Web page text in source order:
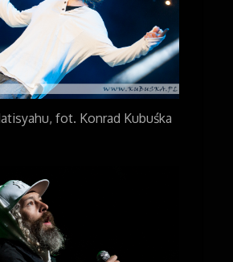
fot. Konrad Kubuśka